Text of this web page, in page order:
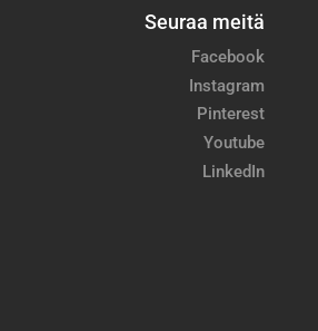
Seuraa meitä
Facebook
Instagram
Pinterest
Youtube
LinkedIn